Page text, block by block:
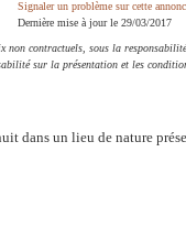
Signaler un problème sur cette
Dernière mise à jour le 29/03/2017
contractuels, sous la
sur la présentation et les
dans un lieu de nature